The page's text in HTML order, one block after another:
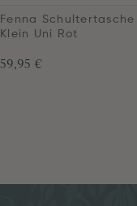
Fenna Schultertasche
Klein Uni Rot
59,95 €